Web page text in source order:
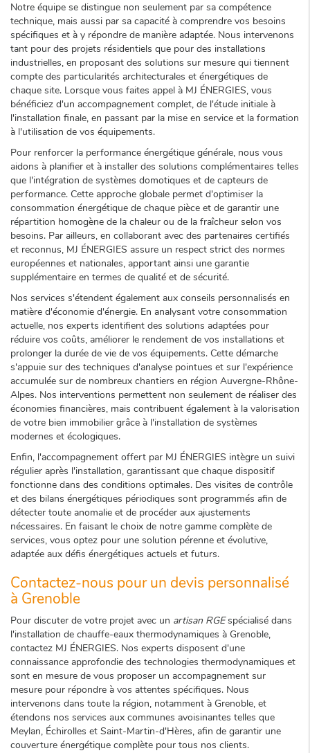
Notre équipe se distingue non seulement par sa compétence
technique, mais aussi par sa capacité à comprendre vos besoins
spécifiques et à y répondre de manière adaptée. Nous intervenons
tant pour des projets résidentiels que pour des installations
industrielles, en proposant des solutions sur mesure qui tiennent
compte des particularités architecturales et énergétiques de
chaque site. Lorsque vous faites appel à MJ ÉNERGIES, vous
bénéficiez d'un accompagnement complet, de l'étude initiale à
l'installation finale, en passant par la mise en service et la formation
à l'utilisation de vos équipements.
Pour renforcer la performance énergétique générale, nous vous
aidons à planifier et à installer des solutions complémentaires telles
que l'intégration de systèmes domotiques et de capteurs de
performance. Cette approche globale permet d'optimiser la
consommation énergétique de chaque pièce et de garantir une
répartition homogène de la chaleur ou de la fraîcheur selon vos
besoins. Par ailleurs, en collaborant avec des partenaires certifiés
et reconnus, MJ ÉNERGIES assure un respect strict des normes
européennes et nationales, apportant ainsi une garantie
supplémentaire en termes de qualité et de sécurité.
Nos services s'étendent également aux conseils personnalisés en
matière d'économie d'énergie. En analysant votre consommation
actuelle, nos experts identifient des solutions adaptées pour
réduire vos coûts, améliorer le rendement de vos installations et
prolonger la durée de vie de vos équipements. Cette démarche
s'appuie sur des techniques d'analyse pointues et sur l'expérience
accumulée sur de nombreux chantiers en région Auvergne-Rhône-
Alpes. Nos interventions permettent non seulement de réaliser des
économies financières, mais contribuent également à la valorisation
de votre bien immobilier grâce à l'installation de systèmes
modernes et écologiques.
Enfin, l'accompagnement offert par MJ ÉNERGIES intègre un suivi
régulier après l'installation, garantissant que chaque dispositif
fonctionne dans des conditions optimales. Des visites de contrôle
et des bilans énergétiques périodiques sont programmés afin de
détecter toute anomalie et de procéder aux ajustements
nécessaires. En faisant le choix de notre gamme complète de
services, vous optez pour une solution pérenne et évolutive,
adaptée aux défis énergétiques actuels et futurs.
Contactez-nous pour un devis personnalisé
à Grenoble
Pour discuter de votre projet avec un artisan RGEspécialisé dans
l'installation de chauffe-eaux thermodynamiques à Grenoble,
contactez MJ ÉNERGIES. Nos experts disposent d'une
connaissance approfondie des technologies thermodynamiques et
sont en mesure de vous proposer un accompagnement sur
mesure pour répondre à vos attentes spécifiques. Nous
intervenons dans toute la région, notamment à Grenoble, et
étendons nos services aux communes avoisinantes telles que
Meylan, Échirolles et Saint-Martin-d'Hères, afin de garantir une
couverture énergétique complète pour tous nos clients.